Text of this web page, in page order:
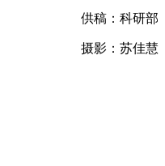
供稿：科研部
摄影：苏佳慧